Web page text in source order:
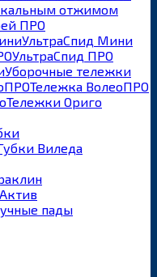
отжимом
ПРО
УльтраСпид Мини
УльтраСпид ПРО
Уборочные тележки
Тележка ВолеоПРО
Тележки Ориго
Виледа
пады